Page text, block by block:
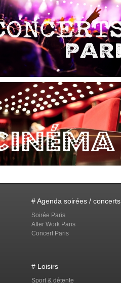
# Agenda soirées / concerts
Soirée Paris
After Work Paris
Concert Paris
# Loisirs
Sport & détente